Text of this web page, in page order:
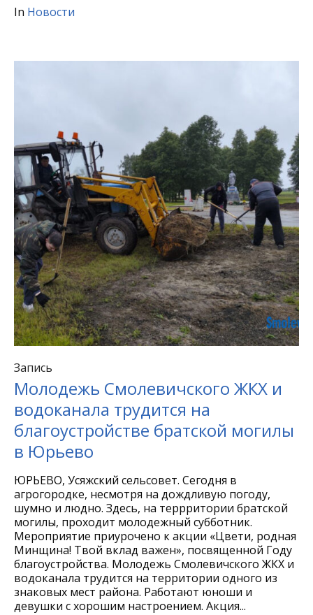
In Новости
Запись
Молодежь Смолевичского ЖКХ и
водоканала трудится на
благоустройстве братской могилы
в Юрьево
ЮРЬЕВО, Усяжский сельсовет. Сегодня в
агрогородке, несмотря на дождливую погоду,
шумно и людно. Здесь, на террритории братской
могилы, проходит молодежный субботник.
Мероприятие приурочено к акции «Цвети, родная
Минщина! Твой вклад важен», посвященной Году
благоустройства. Молодежь Смолевичского ЖКХ и
водоканала трудится на территории одного из
знаковых мест района. Работают юноши и
девушки с хорошим настроением. Акция...